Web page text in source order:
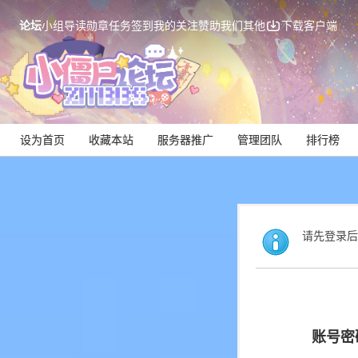
论坛小组导读勋章任务签到我的关注赞助我们其他 下载客户端
设为首页 收藏本站 服务器推广 管理团队 排行榜
请先登录
账号